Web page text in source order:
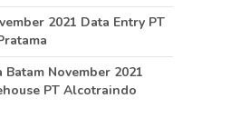
2021 Data Entry PT
November 2021
PT Alcotraindo